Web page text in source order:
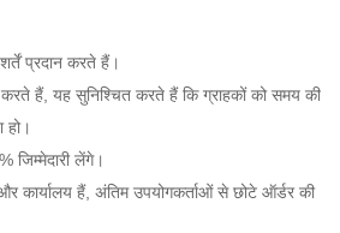
प्रदान करते हैं।
करते हैं, यह सुनिश्चित करते हैं कि ग्राहकों को समय की
हो।
जिम्मेदारी लेंगे।
और कार्यालय हैं, अंतिम उपयोगकर्ताओं से छोटे ऑर्डर की